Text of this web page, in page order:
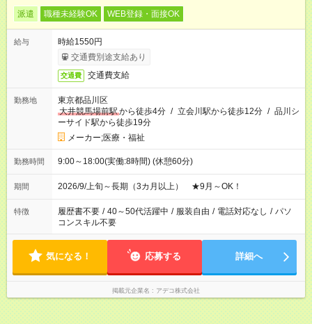
派遣 職種未経験OK WEB登録・面接OK
給与
時給1550円
交通費別途支給あり
交通費 交通費支給
勤務地
東京都品川区
大井競馬場前駅から徒歩4分 / 立会川駅から徒歩12分 / 品川シ
ーサイド駅から徒歩19分
メーカー;医療・福祉
勤務時間 9:00～18:00(実働:8時間) (休憩60分)
期間 2026/9/上旬～長期（3カ月以上） ★9月～OK！
特徴 履歴書不要 / 40～50代活躍中 / 服装自由 / 電話対応なし / パソ
コンスキル不要
気になる！ 応募する 詳細へ
掲載元企業名 アデコ株式会社